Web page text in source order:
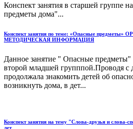
Конспект занятия в старшей группе
предметы дома"...
Конспект занятия по теме: «Опасные
МЕТОДИЧЕСКАЯ ИНФОРМАЦИЯ
Данное занятие " Опасные
второй младшей групппой.Проводя с
продолжала знакомить детей об
возникнуть дома, в дет...
Конспект занятия на тему "Слова-друзья и слова-
лет